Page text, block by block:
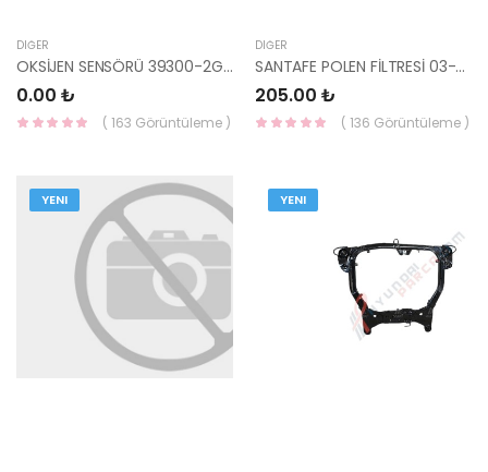
DIĞER
OKSİJEN SENSÖRÜ 39300-2G000-
0.00 ₺
( 163 Görüntüleme )
DIĞER
SANTAFE POLEN FİLTRESİ 03-05/ SONATA 97619-3D000-YS
205.00 ₺
( 136 Görüntüleme )
YENI YENI